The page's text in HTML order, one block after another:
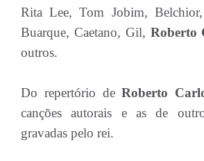
Rita Lee, Tom Jobim,
Buarque, Caetano, Gil, Roberto
outros.
Do repertório deRoberto
canções autorais e as de
gravadas pelo rei.